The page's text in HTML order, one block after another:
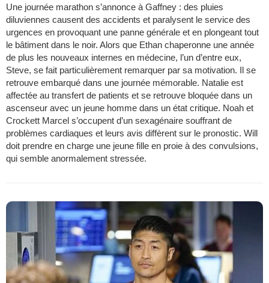
Une journée marathon s’annonce à Gaffney : des pluies
diluviennes causent des accidents et paralysent le service des
urgences en provoquant une panne générale et en plongeant tout
le bâtiment dans le noir. Alors que Ethan chaperonne une année
de plus les nouveaux internes en médecine, l’un d’entre eux,
Steve, se fait particulièrement remarquer par sa motivation. Il se
retrouve embarqué dans une journée mémorable. Natalie est
affectée au transfert de patients et se retrouve bloquée dans un
ascenseur avec un jeune homme dans un état critique. Noah et
Crockett Marcel s’occupent d’un sexagénaire souffrant de
problèmes cardiaques et leurs avis diffèrent sur le pronostic. Will
doit prendre en charge une jeune fille en proie à des convulsions,
qui semble anormalement stressée.